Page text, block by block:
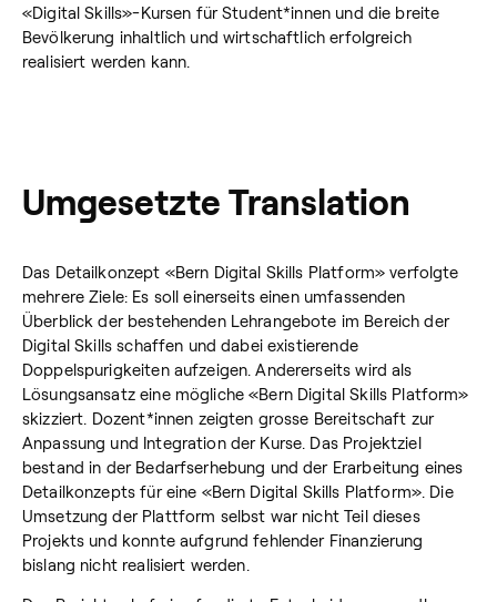
«Digital Skills»-Kursen für Student*innen und die breite
Bevölkerung inhaltlich und wirtschaftlich erfolgreich
realisiert werden kann.
Umgesetzte Translation
Das Detailkonzept «Bern Digital Skills Platform» verfolgte
mehrere Ziele: Es soll einerseits einen umfassenden
Überblick der bestehenden Lehrangebote im Bereich der
Digital Skills schaffen und dabei existierende
Doppelspurigkeiten aufzeigen. Andererseits wird als
Lösungsansatz eine mögliche «Bern Digital Skills Platform»
skizziert. Dozent*innen zeigten grosse Bereitschaft zur
Anpassung und Integration der Kurse. Das Projektziel
bestand in der Bedarfserhebung und der Erarbeitung eines
Detailkonzepts für eine «Bern Digital Skills Platform». Die
Umsetzung der Plattform selbst war nicht Teil dieses
Projekts und konnte aufgrund fehlender Finanzierung
bislang nicht realisiert werden.